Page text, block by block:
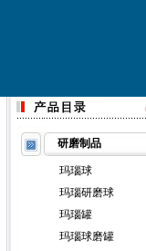
研磨制品
玛瑙球
玛瑙研磨球
玛瑙罐
玛瑙球磨罐